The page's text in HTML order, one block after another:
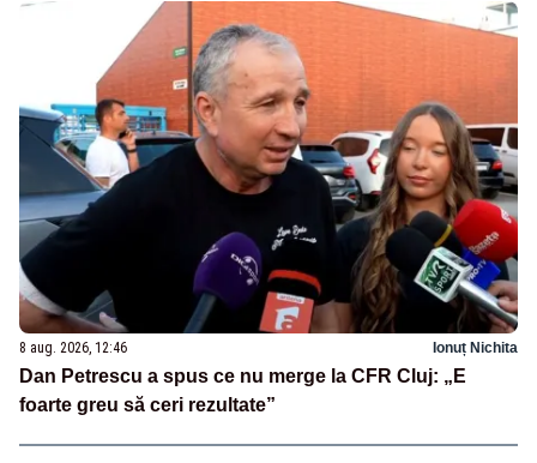
8 aug. 2026, 12:46 Ionuț Nichita
Dan Petrescu a spus ce nu merge la CFR Cluj: „E
foarte greu să ceri rezultate”